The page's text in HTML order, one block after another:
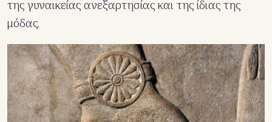
της γυναικείας ανεξαρτησίας και της ίδιας της
μόδας.